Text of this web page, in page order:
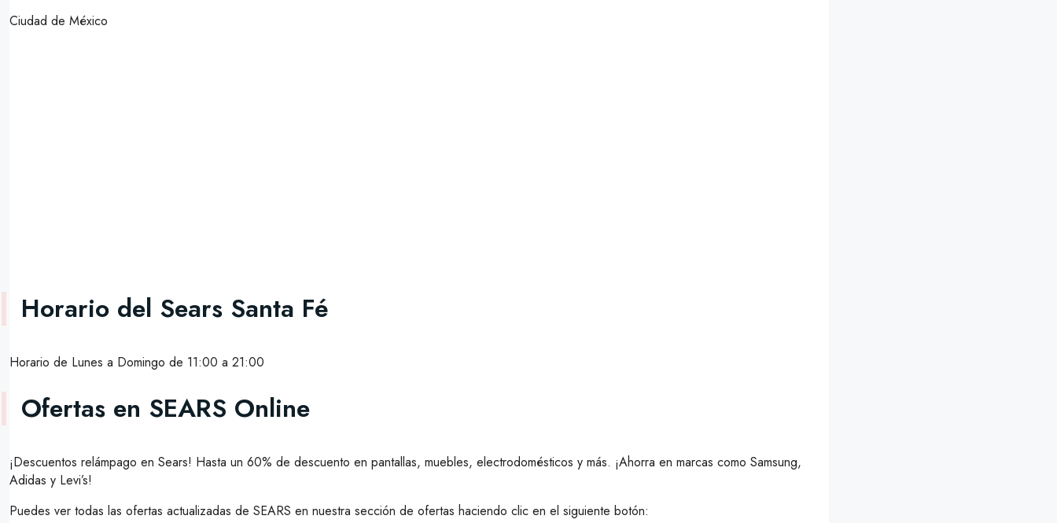
Ciudad de México
Horario del Sears Santa Fé
Horario de Lunes a Domingo de 11:00 a 21:00
Ofertas en SEARS Online
¡Descuentos relámpago en Sears! Hasta un 60% de descuento en pantallas, muebles, electrodomésticos y más. ¡Ahorra en marcas como Samsung,
Adidas y Levi’s!
Puedes ver todas las ofertas actualizadas de SEARS en nuestra sección de ofertas haciendo clic en el siguiente botón: